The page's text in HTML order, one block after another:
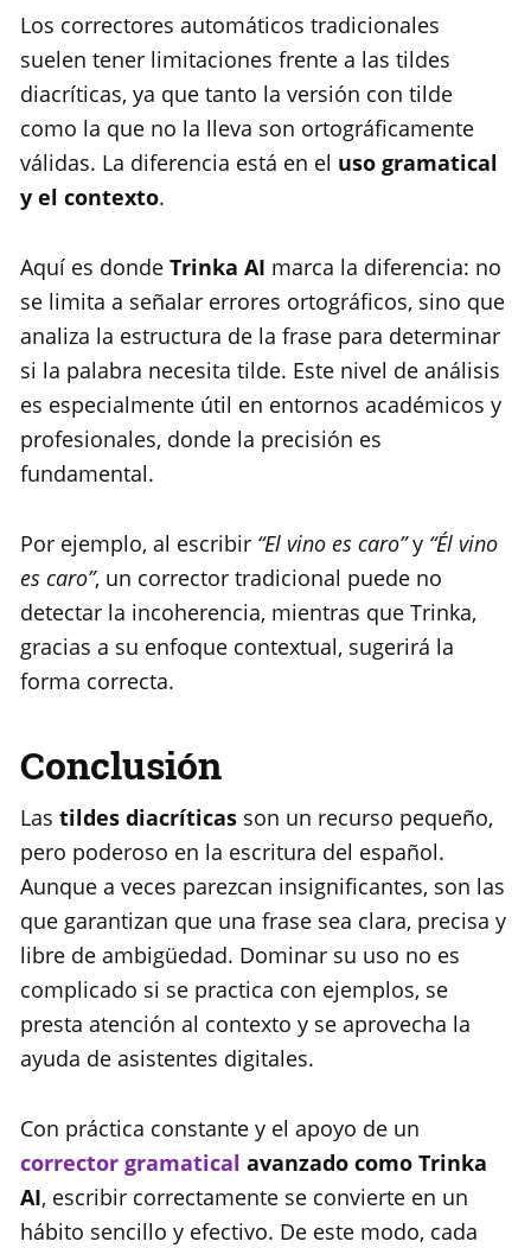
Los correctores automáticos tradicionales
suelen tener limitaciones frente a las tildes
diacríticas, ya que tanto la versión con tilde
como la que no la lleva son ortográficamente
válidas. La diferencia está en el uso gramatical
y el contexto.
Aquí es donde Trinka AI marca la diferencia: no
se limita a señalar errores ortográficos, sino que
analiza la estructura de la frase para determinar
si la palabra necesita tilde. Este nivel de análisis
es especialmente útil en entornos académicos y
profesionales, donde la precisión es
fundamental.
Por ejemplo, al escribir “El vino es caro”y “Él vino
es caro”, un corrector tradicional puede no
detectar la incoherencia, mientras que Trinka,
gracias a su enfoque contextual, sugerirá la
forma correcta.
Conclusión
Las tildes diacríticas son un recurso pequeño,
pero poderoso en la escritura del español.
Aunque a veces parezcan insignificantes, son las
que garantizan que una frase sea clara, precisa y
libre de ambigüedad. Dominar su uso no es
complicado si se practica con ejemplos, se
presta atención al contexto y se aprovecha la
ayuda de asistentes digitales.
Con práctica constante y el apoyo de un
corrector gramatical avanzado como Trinka
AI, escribir correctamente se convierte en un
hábito sencillo y efectivo. De este modo, cada